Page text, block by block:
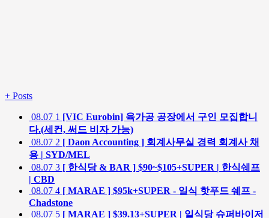
+ Posts
08.07 1 [VIC Eurobin] 육가공 공장에서 구인 모집합니
다.(세컨, 써드 비자 가능)
08.07 2 [ Daon Accounting ] 회계사무실 경력 회계사 채
용 | SYD/MEL
08.07 3 [ 한식당 & BAR ] $90~$105+SUPER | 한식쉐프
| CBD
08.07 4 [ MARAE ] $95k+SUPER - 일식 핫푸드 쉐프 -
Chadstone
08.07 5 [ MARAE ] $39.13+SUPER | 일식당 슈퍼바이저